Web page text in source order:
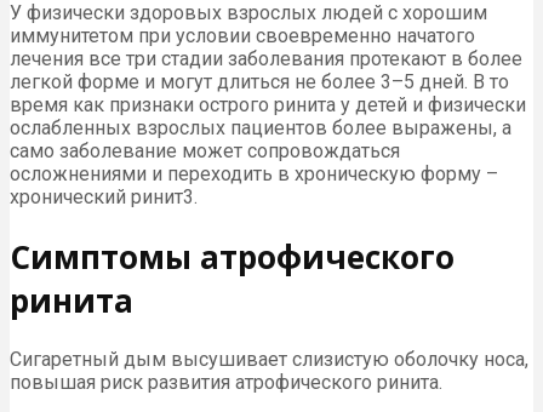
У физически здоровых взрослых людей с хорошим
иммунитетом при условии своевременно начатого
лечения все три стадии заболевания протекают в более
легкой форме и могут длиться не более 3–5 дней. В то
время как признаки острого ринита у детей и физически
ослабленных взрослых пациентов более выражены, а
само заболевание может сопровождаться
осложнениями и переходить в хроническую форму –
хронический ринит3.
Симптомы атрофического
ринита
Сигаретный дым высушивает слизистую оболочку носа,
повышая риск развития атрофического ринита.